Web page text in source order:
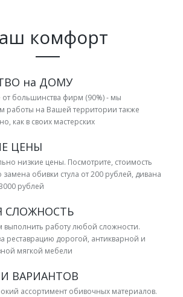
комфорт
на ДОМУ
от большинства фирм (90%) - мы
работы на Вашей территории также
как в своих мастерских
ЦЕНЫ
низкие цены. Посмотрите, стоимость
обивки стула от 200 рублей, дивана
рублей
СЛОЖНОСТЬ
работу любой сложности.
реставрацию дорогой, антикварной и
мягкой мебели
ВАРИАНТОВ
ассортимент обивочных материалов.